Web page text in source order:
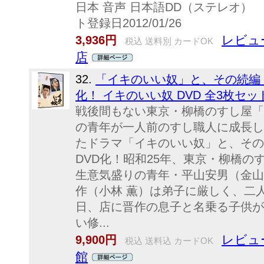
日本 音声 日本語DD（ステレ
ト登録日2012/01/26
3,936円
税込 送料別 カードOK
レビュ
店
32.
「イキのいい奴」と、その続
化！ イキのいい奴 DVD 全3枚セッ
戦後間もない東京・柳橋のすし屋
の青年が一人前のすし職人に成長
たドラマ「イキのいい奴」と、そ
DVD化！昭和25年、東京・柳橋の
生意気盛りの青年・平山安男（金
作（小林 薫）は弟子に厳しく、二
日、店に晋作の息子と名乗る子供
い修...
9,900円
税込 送料込 カードOK
レビュ
館